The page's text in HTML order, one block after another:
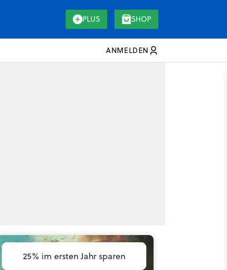
PLUS SHOP
ANMELDEN
25% im ersten Jahr sparen